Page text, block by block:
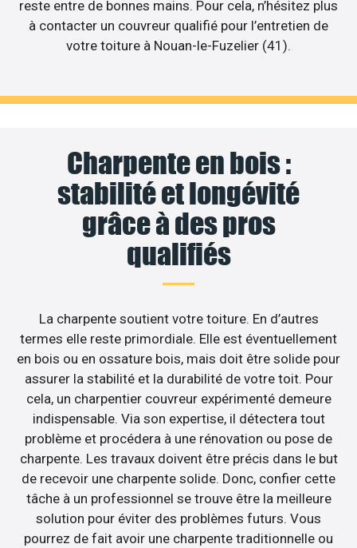
reste entre de bonnes mains. Pour cela, n’hésitez plus
à contacter un couvreur qualifié pour l’entretien de
votre toiture à Nouan-le-Fuzelier (41).
Charpente en bois :
stabilité et longévité
grâce à des pros
qualifiés
La charpente soutient votre toiture. En d’autres
termes elle reste primordiale. Elle est éventuellement
en bois ou en ossature bois, mais doit être solide pour
assurer la stabilité et la durabilité de votre toit. Pour
cela, un charpentier couvreur expérimenté demeure
indispensable. Via son expertise, il détectera tout
problème et procédera à une rénovation ou pose de
charpente. Les travaux doivent être précis dans le but
de recevoir une charpente solide. Donc, confier cette
tâche à un professionnel se trouve être la meilleure
solution pour éviter des problèmes futurs. Vous
pourrez de fait avoir une charpente traditionnelle ou